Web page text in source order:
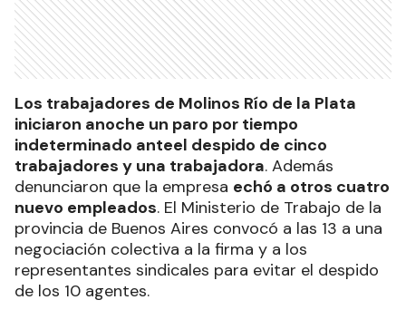
Los trabajadores de Molinos Río de la Plata
iniciaron anoche un paro por tiempo
indeterminado anteel despido de cinco
trabajadores y una trabajadora. Además
denunciaron que la empresa echó a otros cuatro
nuevo empleados. El Ministerio de Trabajo de la
provincia de Buenos Aires convocó a las 13 a una
negociación colectiva a la firma y a los
representantes sindicales para evitar el despido
de los 10 agentes.